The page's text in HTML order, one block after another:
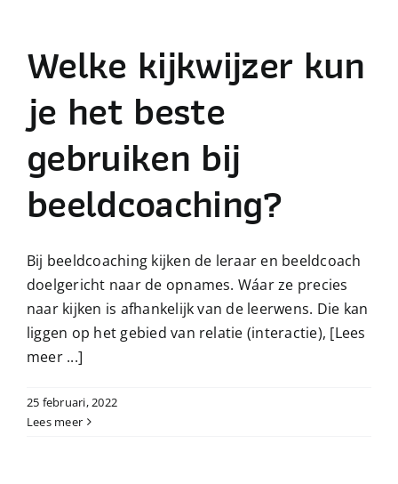
Publicaties beeldcoaching
Boek Beeldcoaching
Welke kijkwijzer kun
je het beste
gebruiken bij
beeldcoaching?
Bij beeldcoaching kijken de leraar en beeldcoach
doelgericht naar de opnames. Wáar ze precies
naar kijken is afhankelijk van de leerwens. Die kan
liggen op het gebied van relatie (interactie), [Lees
meer ...]
25 februari, 2022
Lees meer